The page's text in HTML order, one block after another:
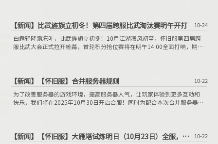
【新闻】 比武旌旗立初冬！第四届跨服比武淘汰赛明午开打 10-24
白露轻降霜冻叶，比武旌旗立初冬！10月江湖凛风初至，怀旧服第四届跨
服比武大会正式拉开帷幕，首轮积分抢位赛将在明午14:00全面打响，期待
【新闻】 【怀旧服】合并服务器规则 10-22
为了改善服务器的游戏环境，提高服务器人气，让玩家体验到更多互动和
快乐，我们将在2025年10月30日开启合服！同时为配合本次合并服务器，
【新闻】 【怀旧服】大雁塔试炼明日（10月23日）全服，新增奖章、积分奖励！ 10-22